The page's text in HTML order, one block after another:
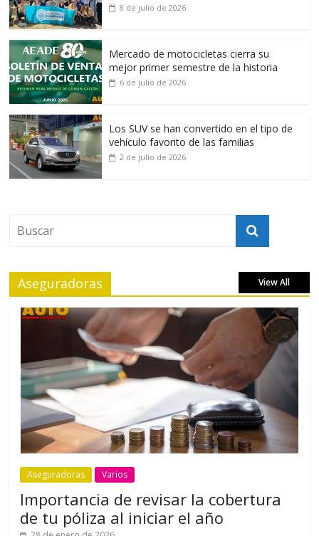
8 de julio de 2026
Mercado de motocicletas cierra su
mejor primer semestre de la historia
6 de julio de 2026
Los SUV se han convertido en el tipo de
vehículo favorito de las familias
2 de julio de 2026
Aseguradoras View All
Aseguradoras Varios
Importancia de revisar la cobertura
de tu póliza al iniciar el año